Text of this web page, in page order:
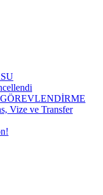
Vize ve Transfer